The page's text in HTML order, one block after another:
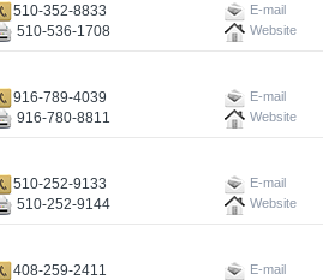
510-352-8833 E-mail
510-536-1708 Website
916-789-4039 E-mail
916-780-8811 Website
510-252-9133 E-mail
510-252-9144 Website
408-259-2411 E-mail